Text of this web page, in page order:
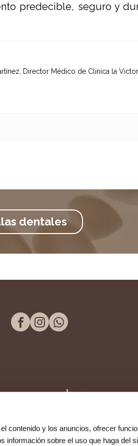
contenido y los anuncios, ofrecer
información sobre el uso que haga del
predecible, seguro y
Director Médico de Clínica la
dentales
Tel. 957 298 661